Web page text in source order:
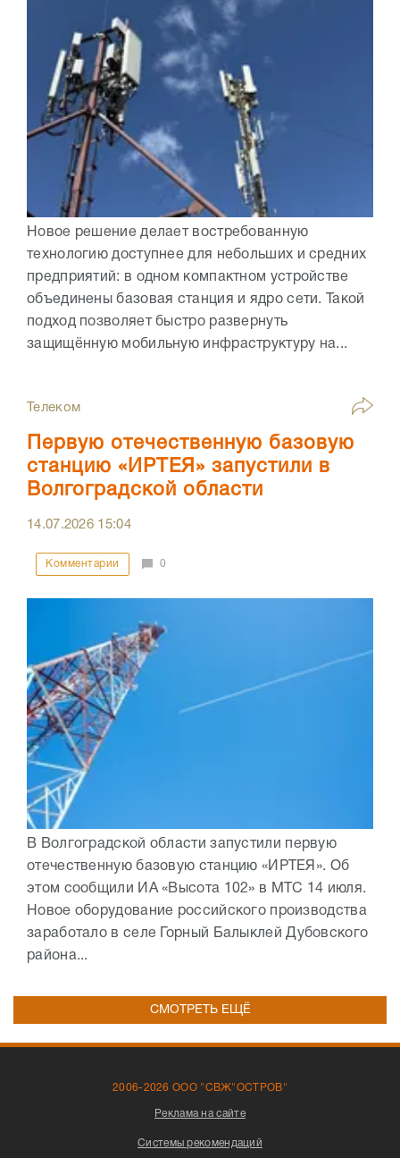
Новое решение делает востребованную
технологию доступнее для небольших и средних
предприятий: в одном компактном устройстве
объединены базовая станция и ядро сети. Такой
подход позволяет быстро развернуть
защищённую мобильную инфраструктуру на...
Телеком
Первую отечественную базовую
станцию «ИРТЕЯ» запустили в
Волгоградской области
14.07.2026 15:04
Комментарии 0
В Волгоградской области запустили первую
отечественную базовую станцию «ИРТЕЯ». Об
этом сообщили ИА «Высота 102» в МТС 14 июля.
Новое оборудование российского производства
заработало в селе Горный Балыклей Дубовского
района...
СМОТРЕТЬ ЕЩЁ
2006-2026 ООО "СВЖ"ОСТРОВ"
Реклама на сайте
Системы рекомендаций